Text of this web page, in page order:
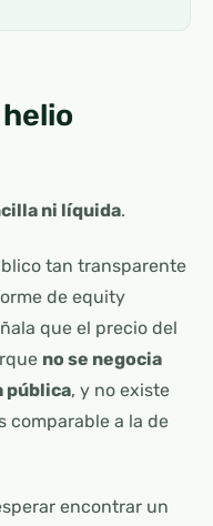
ni líquida.
tan transparente
de equity
que el precio del
no se negocia
pública, y no existe
comparable a la de
encontrar un